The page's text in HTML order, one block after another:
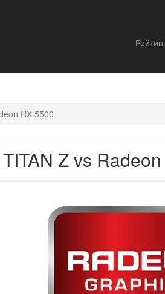
RX 5500
Z vs